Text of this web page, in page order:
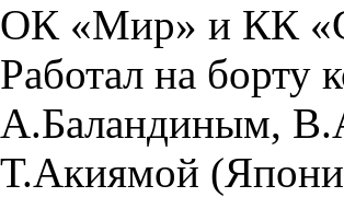
ОК «Мир» и КК
Работал на борту
А.Баландиным,
Т.Акиямой